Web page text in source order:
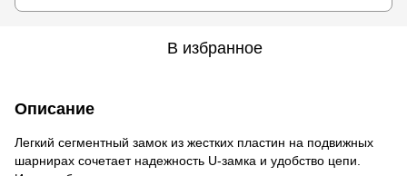
В избранное
Описание
Легкий сегментный замок из жестких пластин на подвижных
шарнирах сочетает надежность U-замка и удобство цепи.